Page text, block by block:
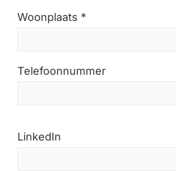
Woonplaats *
Telefoonnummer
LinkedIn